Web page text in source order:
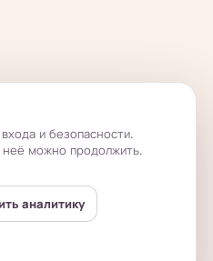
и безопасности.
неё можно продолжить.
аналитику